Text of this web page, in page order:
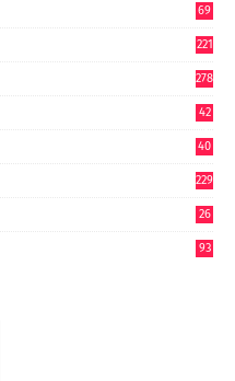
69
221
278
42
40
229
26
93